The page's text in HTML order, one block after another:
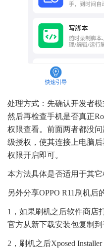
处理方式：先确认开发者
然后再检查手机是否真正
权限查看。前面两者都没
级授权，使其连接上电脑
权限开启即可。
本方法具体是否适用于其它
另外分享OPPO R11刷机后
1，如果刷机之后软件商店
官方从新下载安装包复制到
2，刷机之后Xposed